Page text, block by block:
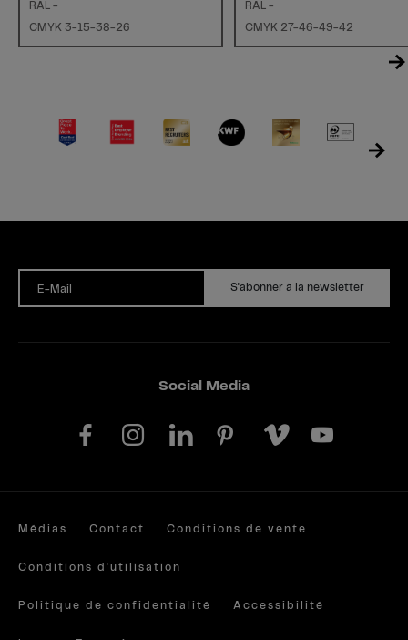
RAL -
CMYK 3-15-38-26
RAL -
CMYK 27-46-49-42
E-Mail S'abonner à la newsletter
Social Media
Médias Contact Conditions de vente
Conditions d'utilisation
Politique de confidentialité Accessibilité